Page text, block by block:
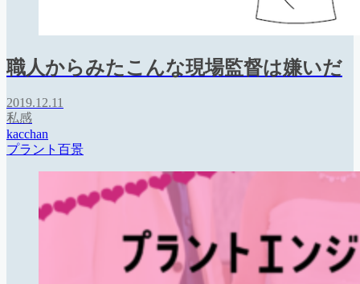
職人からみたこんな現場監督は嫌いだ
2019.12.11
私感
kacchan
プラント百景